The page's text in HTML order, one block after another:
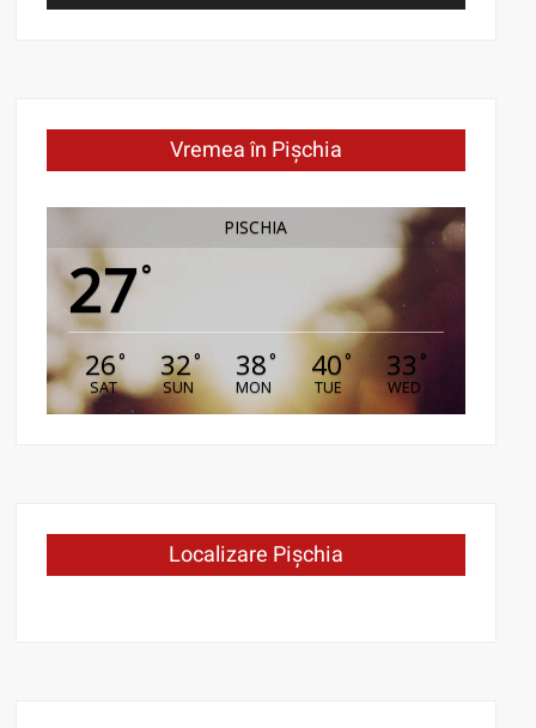
Vremea în Pișchia
PISCHIA
27°
26°
SAT
32°
SUN
38°
MON
40°
TUE
33 °
WED
Localizare Pișchia